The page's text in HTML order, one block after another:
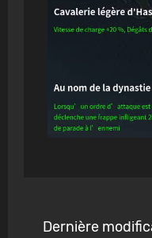
Dernière